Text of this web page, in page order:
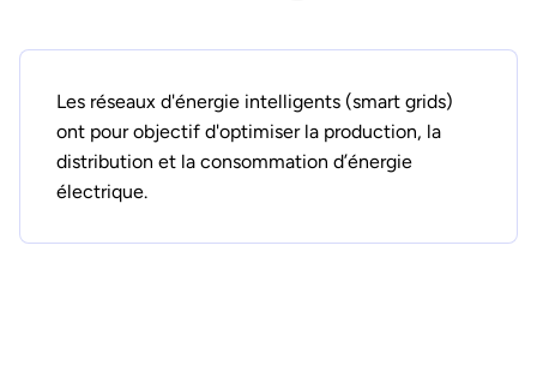
Les réseaux d'énergie intelligents (smart grids)
ont pour objectif d'optimiser la production, la
distribution et la consommation d’énergie
électrique.